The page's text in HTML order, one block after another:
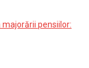
pensiilor: